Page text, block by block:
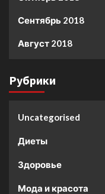
Сентябрь 2018
Август 2018
Рубрики
Uncategorised
Диеты
Здоровье
Мода и красота